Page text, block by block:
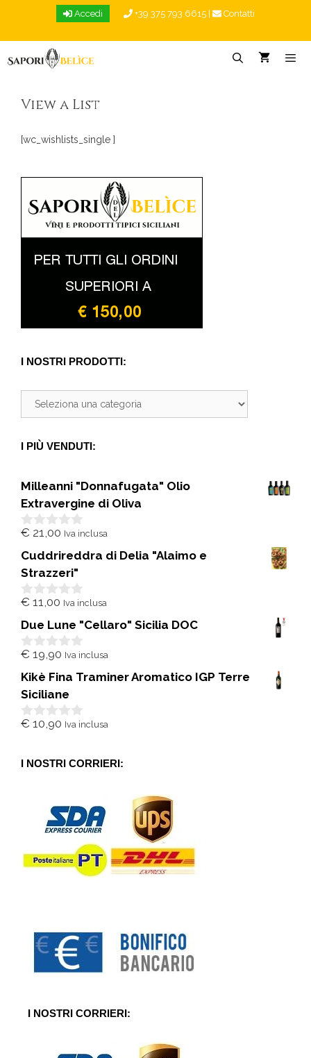
Accedi +39 375 793 6615 Contatti
View a List
[wc_wishlists_single ]
I NOSTRI PRODOTTI:
I PIÙ VENDUTI:
Milleanni "Donnafugata" Olio
Extravergine di Oliva
0
u
5
€ 21,00 Iva inclusa
Cuddrireddra di Delia "Alaimo e
Strazzeri"
0
u
5
€ 11,00 Iva inclusa
Due Lune "Cellaro" Sicilia DOC
0
u
5
€ 19,90 Iva inclusa
Kikè Fina Traminer Aromatico IGP Terre
Siciliane
0
5
€ 10,90 Iva inclusa
I NOSTRI CORRIERI:
I NOSTRI CORRIERI: